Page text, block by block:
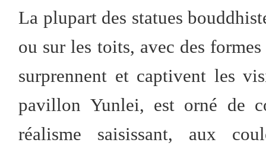
La plupart des statues
ou sur les toits, avec des
surprennent et captivent les
pavillon Yunlei, est orné de
réalisme saisissant, aux